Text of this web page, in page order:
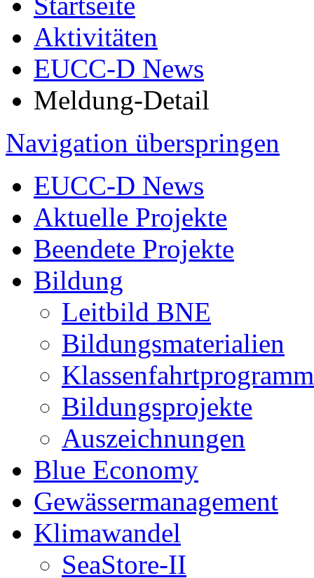
Aktivitäten
EUCC-D News
Meldung-Detail
Navigation überspringen
EUCC-D News
Aktuelle Projekte
Beendete Projekte
Bildung
Leitbild BNE
Bildungsmaterialien
Klassenfahrtprogramm
Bildungsprojekte
Auszeichnungen
Blue Economy
Gewässermanagement
Klimawandel
SeaStore-II